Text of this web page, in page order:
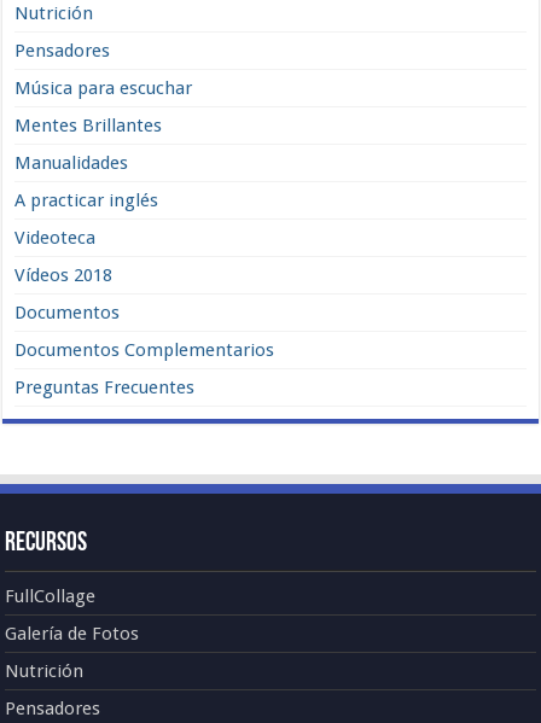
Nutrición
Pensadores
Música para escuchar
Mentes Brillantes
Manualidades
A practicar inglés
Videoteca
Vídeos 2018
Documentos
Documentos Complementarios
Preguntas Frecuentes
Recursos
FullCollage
Galería de Fotos
Nutrición
Pensadores